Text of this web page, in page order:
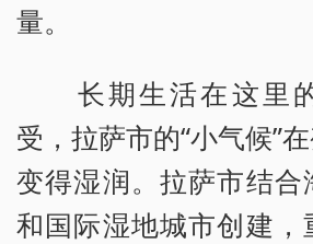
量。
长期生活在这里
受，拉萨市的“小气候”
变得湿润。拉萨市结合
和国际湿地城市创建，